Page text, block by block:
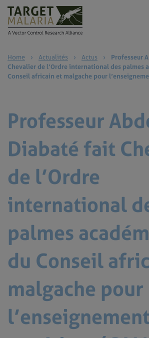
Home › Actualités › Actus ›
Professeur
Chevalier de l’Ordre international des palmes
Conseil africain et malgache pour
Professeur
Diabaté fait
de l’Ordre
international
palmes
du Conseil
malgache pour
l’enseignement